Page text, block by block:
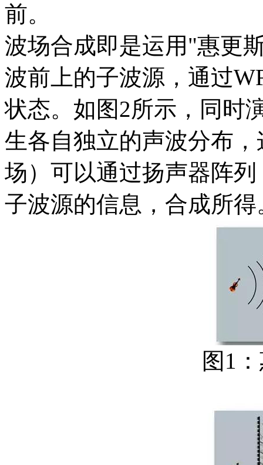
前。
波场合成即是运用"惠更
波前上的子波源，通过
状态。如图2所示，同时
生各自独立的声波分布
场）可以通过扬声器阵
子波源的信息，合成所得
图1